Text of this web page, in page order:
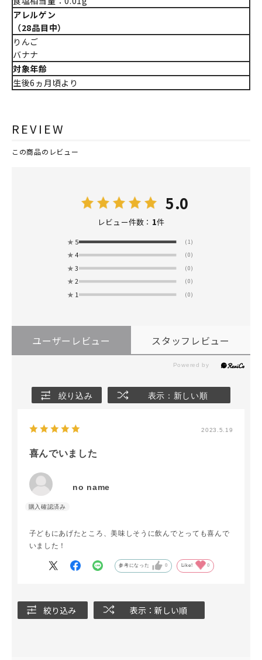
アレルゲン
（28品目中）
りんご
バナナ
対象年齢
生後6ヵ月頃より
REVIEW
この商品のレビュー
5.0
レビュー件数： 1件
★ 5 (1)
★ 4 (0)
★ 3 (0)
★ 2 (0)
★ 1 (0)
ユーザーレビュー スタッフレビュー
絞り込み 表示：新しい順
2023.5.19
喜んでいました
no name
子どもにあげたところ、美味しそうに飲んでとっても喜んで
いました！
参考になった 0 Like! 0
絞り込み 表示：新しい順